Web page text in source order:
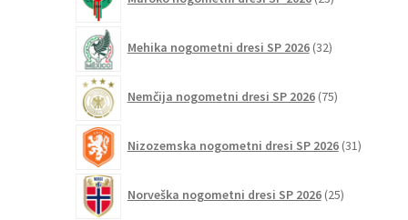
izdelkov
Mehika nogometni dresi SP 2026 32izdelkov
Nemčija nogometni dresi SP 2026 75izdelkov
Nizozemska nogometni dresi SP 2026 31izdelkov
Norveška nogometni dresi SP 2026 25izdelkov